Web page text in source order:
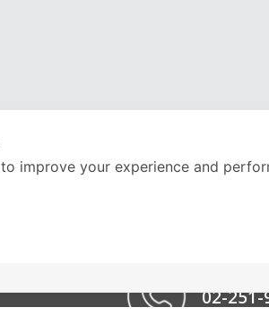
02-251-
improve your experience and